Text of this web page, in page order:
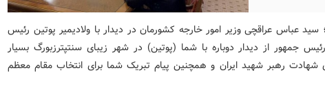
؛ سید عباس عراقچی وزیر امور خارجه کشورمان در دیدار با ولادیمیر پوتین رئیس
جمهور روسیه، گفت: جناب آقای رئیس جمهور از دیدار دوباره با شما (پوتین) در شهر زیبای سنت‎پترزبورگ بسیار
شهادت رهبر شهید ایران و همچنین پیام تبریک شما برای انتخاب مقام معظم